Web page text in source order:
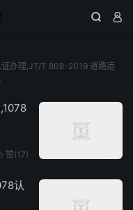
 
办理,JT/T 808-2019 道路运
赞(17)
认